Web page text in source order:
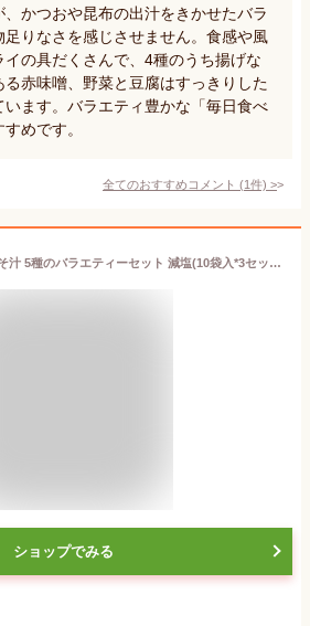
かつおや昆布の出汁をきかせたバラ
足りなさを感じさせません。食感や風
の具だくさんで、4種のうち揚げな
赤味噌、野菜と豆腐はすっきりした
ます。バラエティ豊かな「毎日食べ
めです。
全てのおすすめコメント (1件) >
永谷園 毎日のおみそ汁 5種のバラエティーセット 減塩(10袋入*3セット)【永谷園】[味噌汁 アソート まとめ買い フリーズドライ]
ショップでみる